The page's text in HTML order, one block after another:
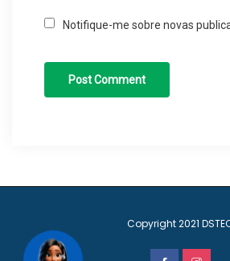
Notifique-me sobre novas
Copyright 2021